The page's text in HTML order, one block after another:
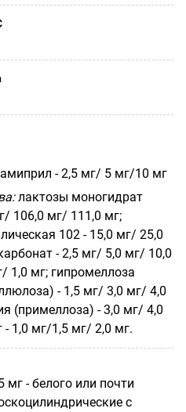
- 2,5 мг/ 5 мг/10 мг
лактозы моногидрат
106,0 мг/ 111,0 мг;
102 - 15,0 мг/ 25,0
- 2,5 мг/ 5,0 мг/ 10,0
1,0 мг; гипромеллоза
- 1,5 мг/ 3,0 мг/ 4,0
(примеллоза) - 3,0 мг/ 4,0
- 1,0 мг/1,5 мг/ 2,0 мг.
мг - белого или почти
с